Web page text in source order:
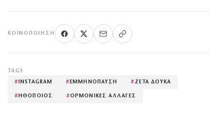
ΚΟΙΝΟΠΟΊΗΣΗ
TAGS
# INSTAGRAM # ΕΜΜΗΝΟΠΑΥΣΗ # ΖΕΤΑ ΔΟΥΚΑ
# ΗΘΟΠΟΙΟΣ #ΟΡΜΟΝΙΚΕΣ ΑΛΛΑΓΕΣ